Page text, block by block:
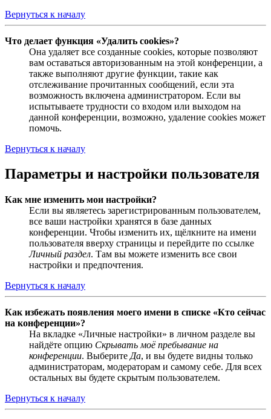
Вернуться к началу
Что делает функция «Удалить cookies»?
Она удаляет все созданные cookies, которые позволяют
вам оставаться авторизованным на этой конференции, а
также выполняют другие функции, такие как
отслеживание прочитанных сообщений, если эта
возможность включена администратором. Если вы
испытываете трудности со входом или выходом на
данной конференции, возможно, удаление cookies может
помочь.
Вернуться к началу
Параметры и настройки пользователя
Как мне изменить мои настройки?
Если вы являетесь зарегистрированным пользователем,
все ваши настройки хранятся в базе данных
конференции. Чтобы изменить их, щёлкните на имени
пользователя вверху страницы и перейдите по ссылке
Личный раздел. Там вы можете изменить все свои
настройки и предпочтения.
Вернуться к началу
Как избежать появления моего имени в списке «Кто сейчас
на конференции»?
На вкладке «Личные настройки» в личном разделе вы
найдёте опцию Скрывать моё пребывание на
конференции. Выберите Да, и вы будете видны только
администраторам, модераторам и самому себе. Для всех
остальных вы будете скрытым пользователем.
Вернуться к началу